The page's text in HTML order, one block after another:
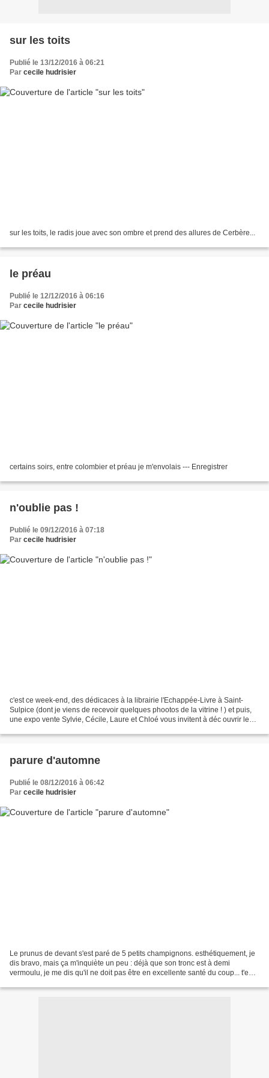
sur les toits
Publié le 13/12/2016 à 06:21
Par cecile hudrisier
sur les toits, le radis joue avec son ombre et prend des allures de Cerbère...
le préau
Publié le 12/12/2016 à 06:16
Par cecile hudrisier
certains soirs, entre colombier et préau je m'envolais --- Enregistrer
n'oublie pas !
Publié le 09/12/2016 à 07:18
Par cecile hudrisier
c'est ce week-end, des dédicaces à la librairie l'Echappée-Livre à Saint-
Sulpice (dont je viens de recevoir quelques phootos de la vitrine ! ) et puis,
une expo vente Sylvie, Cécile, Laure et Chloé vous invitent à déc ouvrir leurs
parure d'automne
Publié le 08/12/2016 à 06:42
Par cecile hudrisier
Le prunus de devant s'est paré de 5 petits champignons. esthétiquement, je
dis bravo, mais ça m'inquiète un peu : déjà que son tronc est à demi
vermoulu, je me dis qu'il ne doit pas être en excellente santé du coup... t'en